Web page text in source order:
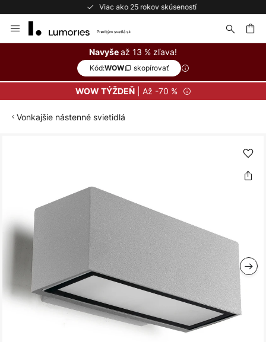
Viac ako 25 rokov skúseností
to
Navyšeaž 13 % zľava!
Kód:WOW skopírovať
WOW TÝŽDEŇ| Až -70 %
Vonkajšie nástenné svietidlá